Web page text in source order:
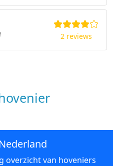
2 reviews
overzicht van hoveniers